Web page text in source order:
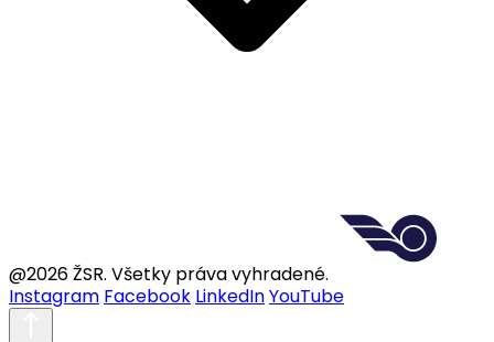
@2026 ŽSR. Všetky práva vyhradené.
Instagram Facebook LinkedInYouTube